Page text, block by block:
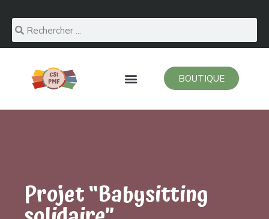
BOUTIQUE
Projet “Babysitting